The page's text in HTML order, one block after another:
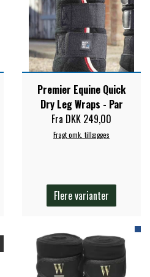
Premier Equine Quick
Dry Leg Wraps - Par
Fra DKK 249,00
Fragt omk. tillægges
Flere varianter